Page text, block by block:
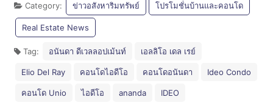
Category: ข่าวอสังหาริมทรัพย์ โปรโมชั่นบ้านและคอนโด
Real Estate News
Tag: อนันดา ดีเวลลอปเม้นท์ เอลลิโอ เดล เรย์
Elio Del Ray คอนโดไอดีโอ คอนโดอนันดา Ideo Condo
คอนโด Unio ไอดีโอ ananda IDEO